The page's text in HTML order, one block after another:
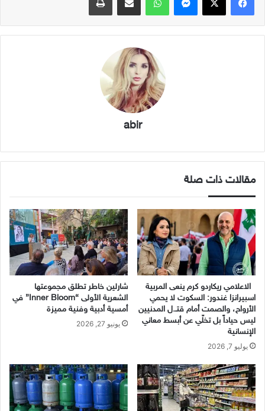
abir
مقالات ذات صلة
الاعلامي ريكاردو كرم ينعى المربية
اسبيرانزا غندور: السكوت لا يحمي
الأرواح، والصمت أمام قتـ.ل المدنيين
ليس حياداً بل تخلّي عن أبسط معاني
الإنسانية
يوليو 7, 2026
شارلين خاطر تطلق مجموعتها
الشعرية الأولى “Inner Bloom” في
أمسية أدبية وفنية مميزة
يونيو 27, 2026